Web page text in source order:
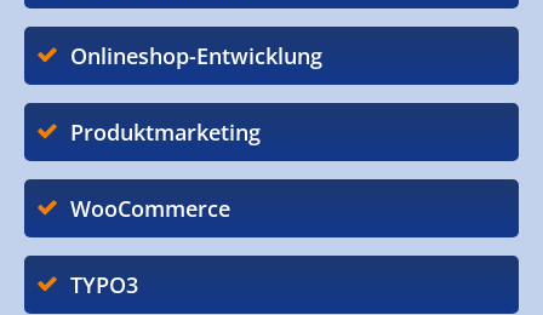
Onlineshop-Entwicklung
Produktmarketing
WooCommerce
TYPO3